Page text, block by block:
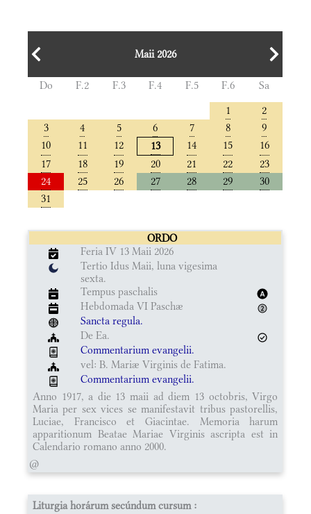
Maii 2026
Do F.2 F.3 F.4 F.5 F.6
Sa
1
2
3
4 5 6 7 8
9
10
11 12 13 14 15
16
17
18 19 20 21 22
23
24
25 26 27 28 29
30
31
ORDO
Feria IV 13 Maii 2026
Tertio Idus Maii, luna vigesima
sexta.
Tempus paschalis
Hebdomada VI Paschæ
Sancta regula.
De Ea.
Commentarium evangelii.
vel: B. Mariæ Virginis de Fatima.
Commentarium evangelii.
Anno 1917, a die 13 maii ad diem 13 octobris, Virgo
Maria per sex vices se manifestavit tribus pastorellis,
Luciae, Francisco et Giacintae. Memoria harum
apparitionum Beatae Mariae Virginis ascripta est in
Calendario romano anno 2000.
@
Liturgia horárum secúndum cursum :